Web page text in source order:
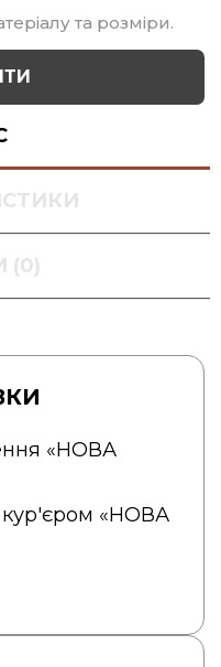
та розміри.
(0)
«НОВА
«НОВА